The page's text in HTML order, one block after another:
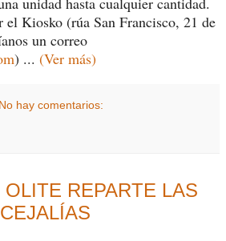
el Kiosko (rúa San Francisco, 21 de
un correo
) ... (Ver más)
No hay comentarios:
REPARTE LAS